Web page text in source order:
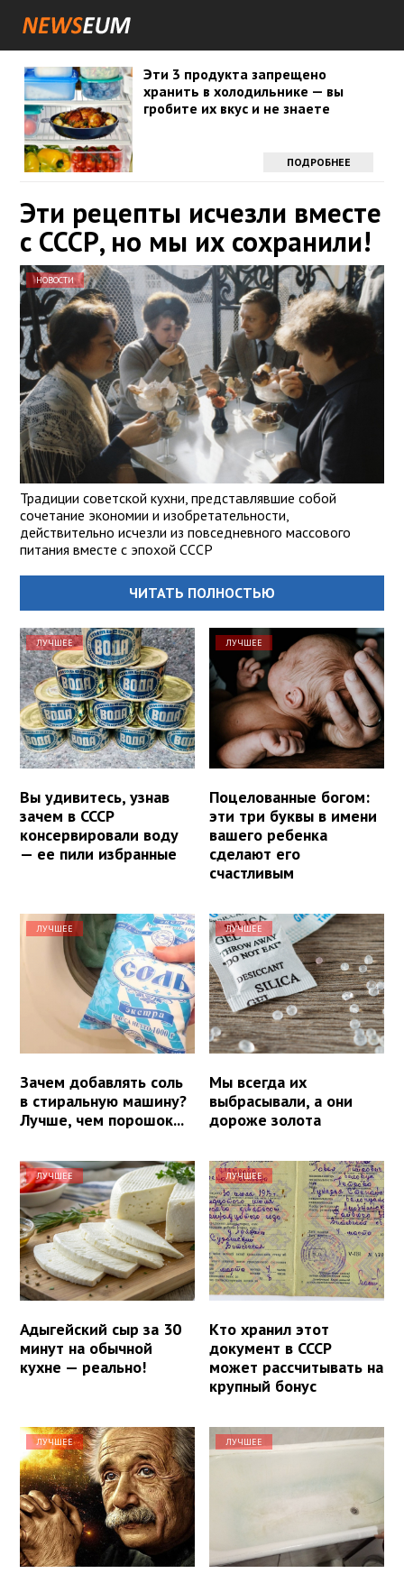
Эти 3 продукта запрещено
хранить в холодильнике — вы
гробите их вкус и не знаете
ПОДРОБНЕЕ
Эти рецепты исчезли вместе
с СССР, но мы их сохранили!
НОВОСТИ
Традиции советской кухни, представлявшие собой
сочетание экономии и изобретательности,
действительно исчезли из повседневного массового
питания вместе с эпохой СССР
ЧИТАТЬ ПОЛНОСТЬЮ
ЛУЧШЕЕ
Вы удивитесь, узнав
зачем в СССР
консервировали воду
— ее пили избранные
ЛУЧШЕЕ
Поцелованные богом:
эти три буквы в имени
вашего ребенка
сделают его
счастливым
ЛУЧШЕЕ
Зачем добавлять соль
в стиральную машину?
Лучше, чем порошок...
ЛУЧШЕЕ
Мы всегда их
выбрасывали, а они
дороже золота
ЛУЧШЕЕ
Адыгейский сыр за 30
минут на обычной
кухне — реально!
ЛУЧШЕЕ
Кто хранил этот
документ в СССР
может рассчитывать на
крупный бонус
ЛУЧШЕЕ ЛУЧШЕЕ